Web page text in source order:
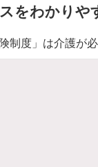
をわかりや
険制度」は介護が